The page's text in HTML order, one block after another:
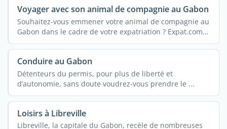
Voyager avec son animal de compagnie au Gabon
Souhaitez-vous emmener votre animal de compagnie au
Gabon dans le cadre de votre expatriation ? Expat.com
...
Conduire au Gabon
Détenteurs du permis, pour plus de liberté et
d’autonomie, sans doute voudrez-vous prendre le ...
Loisirs à Libreville
Libreville, la capitale du Gabon, recèle de nombreuses